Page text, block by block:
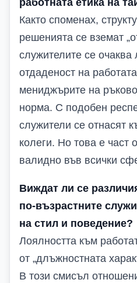
работната етика на
Както споменах,
решенията се вземат
служителите се очаква
отдаденост на
мениджърите на
норма. С подобен
служители се отнасят
колеги. Но това е част
валидно във всички
Виждат ли се
по-възрастните
на стил и поведение?
Лоялността към
от „длъжностната
В този смисъл